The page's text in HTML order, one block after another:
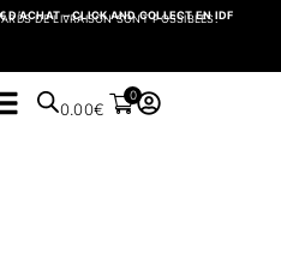
– CLICK AND COLLECT EN IDF
DE LIVRAISON SONT POSSIBLES.
0.00€
0